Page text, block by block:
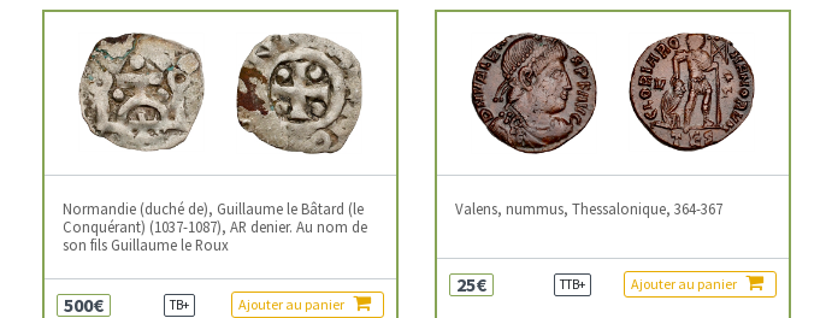
Normandie (duché de), Guillaume le Bâtard (le
Conquérant) (1037-1087), AR denier. Au nom de
son fils Guillaume le Roux
500€ TB+ Ajouter au panier
Valens, nummus, Thessalonique, 364-367
25€ TTB+ Ajouter au panier